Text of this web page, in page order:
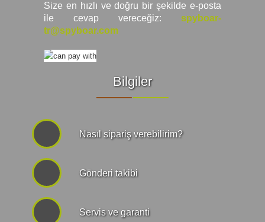
Size en hızlı ve doğru bir şekilde e-posta
ile cevap vereceğiz:
spyboar-
tr@spyboar.com
Bilgiler
Nasıl sipariş verebilirim?
Gönderi takibi
Servis ve garanti